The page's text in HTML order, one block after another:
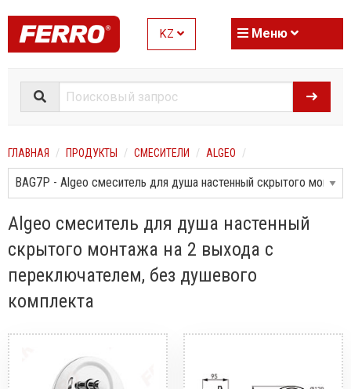
KZ Меню
ГЛАВНАЯ ПРОДУКТЫ СМЕСИТЕЛИ ALGEO
Algeo смеситель для душа настенный
скрытого монтажа на 2 выхода с
переключателем, без душевого
комплекта